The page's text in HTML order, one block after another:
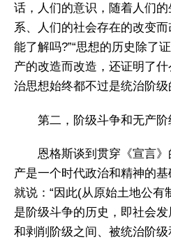
话，人们的意识，随着人们
系、人们的社会存在的改变
能了解吗?”“思想的历史除了
产的改造而改造，还证明了
治思想始终都不过是统治阶级
第二，阶级斗争和无产阶
恩格斯谈到贯穿《宣言
产是一个时代政治和精神的
就说：“因此(从原始土地公有
是阶级斗争的历史，即社会
和剥削阶级之间、被统治阶